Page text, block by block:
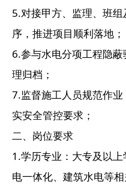
5.对接甲方、监理、班
序，推进项目顺利落地；
6.参与水电分项工程隐
理归档；
7.监督施工人员规范作
实安全管控要求；
二、岗位要求
1.学历专业：大专及以
电一体化、建筑水电等相